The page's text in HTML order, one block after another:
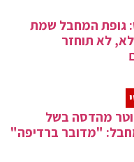
גופת המחבל שמת
לא תוחזר
מהדסה בשל
"מדובר ברדיפה"